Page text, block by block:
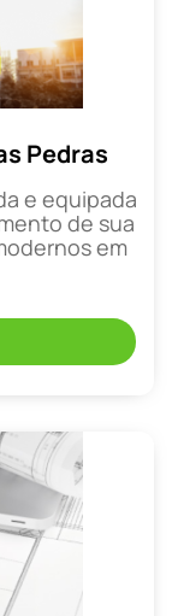
Pedras
e equipada
de sua
em